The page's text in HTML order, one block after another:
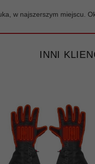
w najszerszym miejscu.
INNI